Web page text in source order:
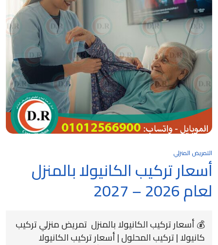
التمريض المنزلي
أسعار تركيب الكانيولا بالمنزل
لعام 2026 – 2027
💰 أسعار تركيب الكانيولا بالمنزل تمريض منزلي تركيب
كانيولا | تركيب المحلول | أسعار تركيب الكانيولا